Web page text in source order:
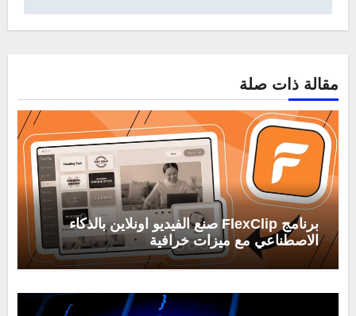
مقالة ذات صلة
برنامج FlexClip صنع الفيديو اونلاين بالذكاء
الاصطناعي مع ميزات خرافية